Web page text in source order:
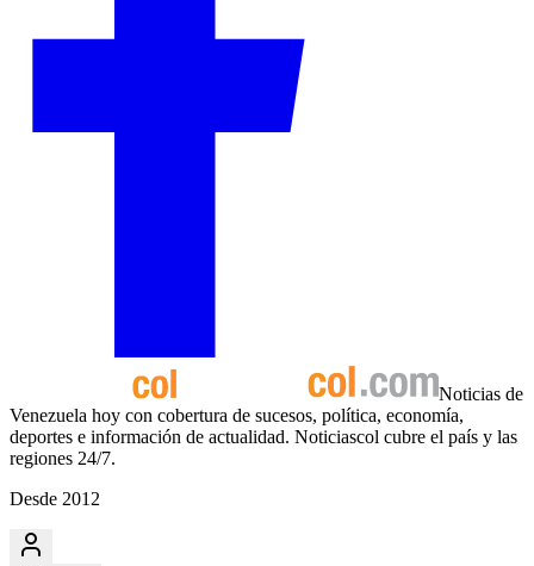
Noticias de
Venezuela hoy con cobertura de sucesos, política, economía,
deportes e información de actualidad. Noticiascol cubre el país y las
regiones 24/7.
Desde 2012